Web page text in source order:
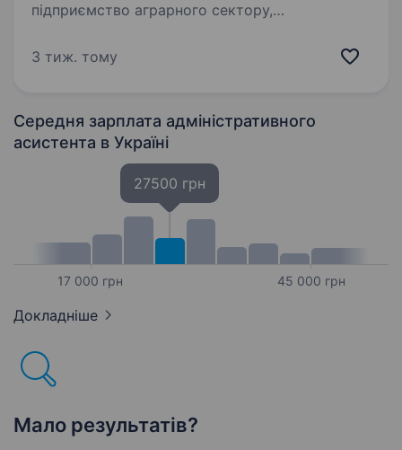
підприємство аграрного сектору,
рогатої худоби (ВРХ) та успішно реалізує
3 тиж. тому
Середня зарплата адміністративного
асистента в Україні
17 000 грн
27500 грн
45 000 грн
Докладніше
Мало результатів?